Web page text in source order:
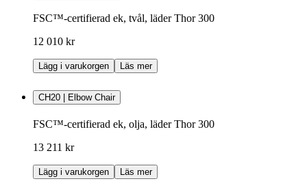
FSC™-certifierad ek, tvål, läder Thor 300
12 010 kr
Lägg i varukorgen Läs mer
CH20 | Elbow Chair
FSC™-certifierad ek, olja, läder Thor 300
13 211 kr
Lägg i varukorgen Läs mer